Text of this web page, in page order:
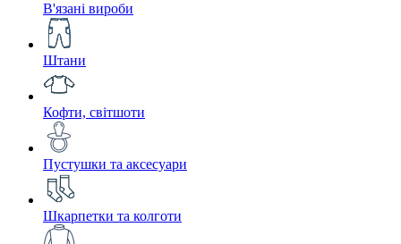
В'язані вироби
Штани
Кофти, світшоти
Пустушки та аксесуари
Шкарпетки та колготи